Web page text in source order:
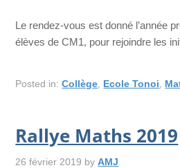
Le rendez-vous est donné l’année
élèves de CM1, pour rejoindre les
Posted in:Collège Ecole Tonoi
Rallye Maths 2019
26 février 2019 byAMJ